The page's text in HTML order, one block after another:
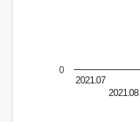
2021.07
2021.08
0